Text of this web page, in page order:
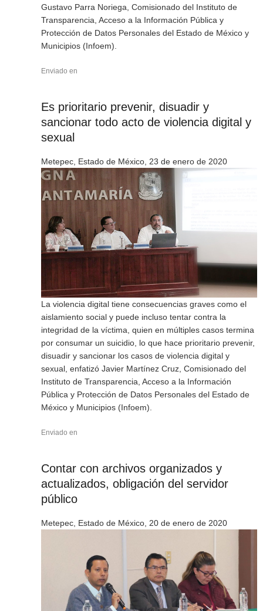
Gustavo Parra Noriega, Comisionado del Instituto de
Transparencia, Acceso a la Información Pública y
Protección de Datos Personales del Estado de México y
Municipios (Infoem).
Enviado en
Es prioritario prevenir, disuadir y
sancionar todo acto de violencia digital y
sexual
Metepec, Estado de México, 23 de enero de 2020
La violencia digital tiene consecuencias graves como el
aislamiento social y puede incluso tentar contra la
integridad de la víctima, quien en múltiples casos termina
por consumar un suicidio, lo que hace prioritario prevenir,
disuadir y sancionar los casos de violencia digital y
sexual, enfatizó Javier Martínez Cruz, Comisionado del
Instituto de Transparencia, Acceso a la Información
Pública y Protección de Datos Personales del Estado de
México y Municipios (Infoem).
Enviado en
Contar con archivos organizados y
actualizados, obligación del servidor
público
Metepec, Estado de México, 20 de enero de 2020